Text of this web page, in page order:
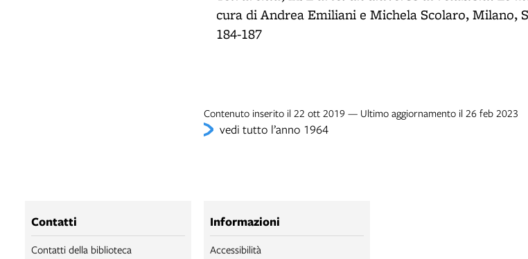
cura di Andrea Emiliani e Michela Scolaro, Milano,
184-187
Contenuto inserito il 22 ott 2019 — Ultimo aggiornamento il 26 feb 2023
vedi tutto l’anno 1964
Contatti
Contatti della biblioteca
Informazioni
Accessibilità